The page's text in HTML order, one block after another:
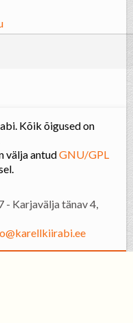
Kõik õigused on
välja antudGNU/GPL
- Karjavälja tänav 4,